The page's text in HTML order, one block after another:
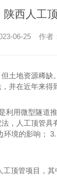
公
陕西公
园林绿
陕西人工
06-25 作者
土地资源稀
并在近年来得
利用微型隧道
，人工顶管具
境的影响；
顶管项目，其